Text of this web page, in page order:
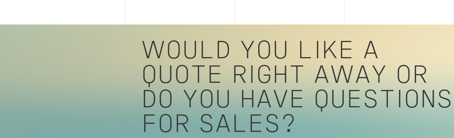
WOULD YOU LIKE A
QUOTE RIGHT AWAY OR
DO YOU HAVE QUESTIONS
FOR SALES?